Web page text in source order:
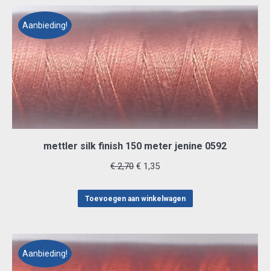
Aanbieding!
mettler silk finish 150 meter jenine 0592
€2,70 Oorspronkelijke
was:
€ 1,35Huidige
is:
Toevoegen aan winkelwagen
Aanbieding!